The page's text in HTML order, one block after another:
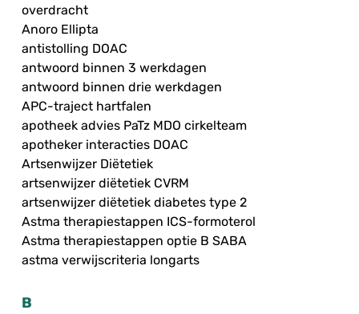
overdracht
Anoro Ellipta
antistolling DOAC
antwoord binnen 3 werkdagen
antwoord binnen drie werkdagen
APC-traject hartfalen
apotheek advies PaTz MDO cirkelteam
apotheker interacties DOAC
Artsenwijzer Diëtetiek
artsenwijzer diëtetiek CVRM
artsenwijzer diëtetiek diabetes type 2
Astma therapiestappen ICS-formoterol
Astma therapiestappen optie B SABA
astma verwijscriteria longarts
B